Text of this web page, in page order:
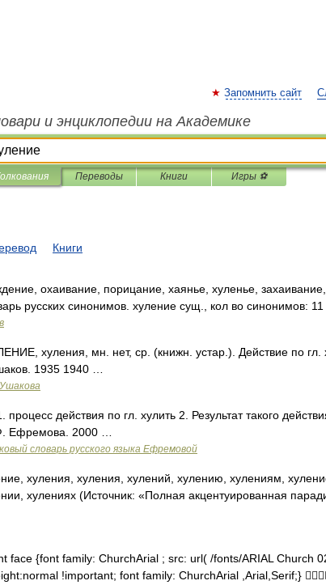
Запомнить сайт
и энциклопедии на Академике
Переводы Книги Игры ⚽
Книги
охаивание, порицание, хаянье, хуленье,
русских синонимов. хуление сущ., кол во синонимов: 11
хуления, мн. нет, ср. (книжн. устар.). Действие по гл.
1935 1940 …
действия по гл. хулить 2. Результат такого
Ефремова. 2000 …
словарь русского языка Ефремовой
хуления, хуления, хулений, хулению, хулениям,
хулениях (Источник: «Полная акцентуированная
face {font family: ChurchArial ; src: url( /fonts/ARIAL Church
!important; font family: ChurchArial ,Arial,Serif;}